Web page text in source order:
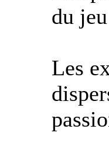
du
Les